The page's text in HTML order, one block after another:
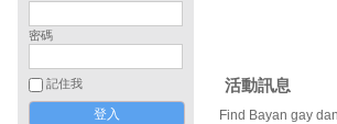
密碼
記住我 活動訊息
Find Bayan gay